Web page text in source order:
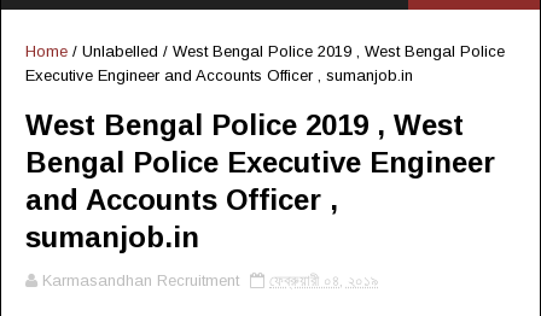
Home / Unlabelled / West Bengal Police 2019 , West Bengal Police
Executive Engineer and Accounts Officer , sumanjob.in
West Bengal Police 2019 , West
Bengal Police Executive Engineer
and Accounts Officer ,
sumanjob.in
Karmasandhan Recruitment ফেব্রুয়ারী ০৪, ২০১৯